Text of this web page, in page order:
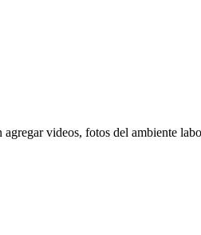
videos, fotos del ambiente